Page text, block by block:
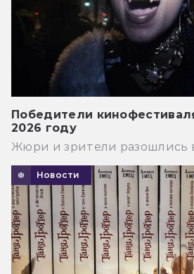
Победители
2026 году
Жюри и зрители разошлись
Новости